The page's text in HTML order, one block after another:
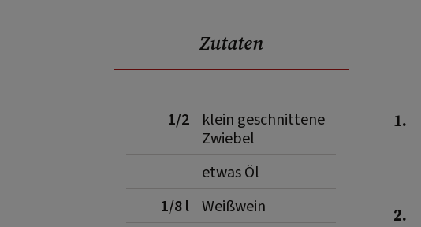
Zutaten
1/2
klein geschnittene
Zwiebel
etwas Öl
1/8 l Weißwein